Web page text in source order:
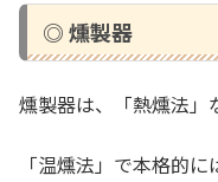
◎ 燻製器
燻製器は、「熱燻法」
「温燻法」で本格的